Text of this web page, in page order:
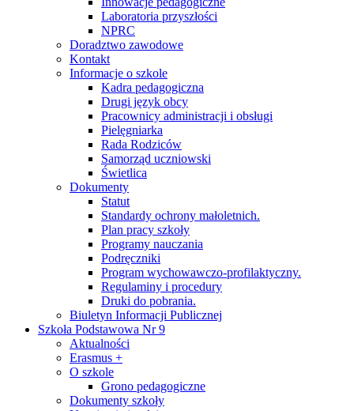
Laboratoria przyszłości
NPRC
Doradztwo zawodowe
Kontakt
Informacje o szkole
Kadra pedagogiczna
Drugi język obcy
Pracownicy administracji i obsługi
Pielęgniarka
Rada Rodziców
Samorząd uczniowski
Świetlica
Dokumenty
Statut
Standardy ochrony małoletnich.
Plan pracy szkoły
Programy nauczania
Podręczniki
Program wychowawczo-profilaktyczny.
Regulaminy i procedury
Druki do pobrania.
Biuletyn Informacji Publicznej
Szkoła Podstawowa Nr 9
Aktualności
Erasmus +
O szkole
Grono pedagogiczne
Dokumenty szkoły